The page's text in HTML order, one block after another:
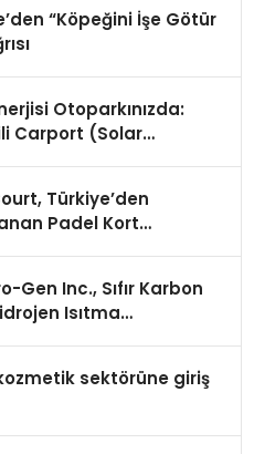
“Köpeğini İşe Götür
Otoparkınızda:
Carport (Solar
Türkiye’den
Padel Kort
Gen Inc., Sıfır Karbon
Isıtma
sektörüne giriş